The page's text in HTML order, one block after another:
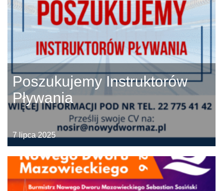
Poszukujemy Instruktorów
Pływania
7 lipca 2025